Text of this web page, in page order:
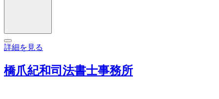
詳細を見る
橋爪紀和司法書士事務所